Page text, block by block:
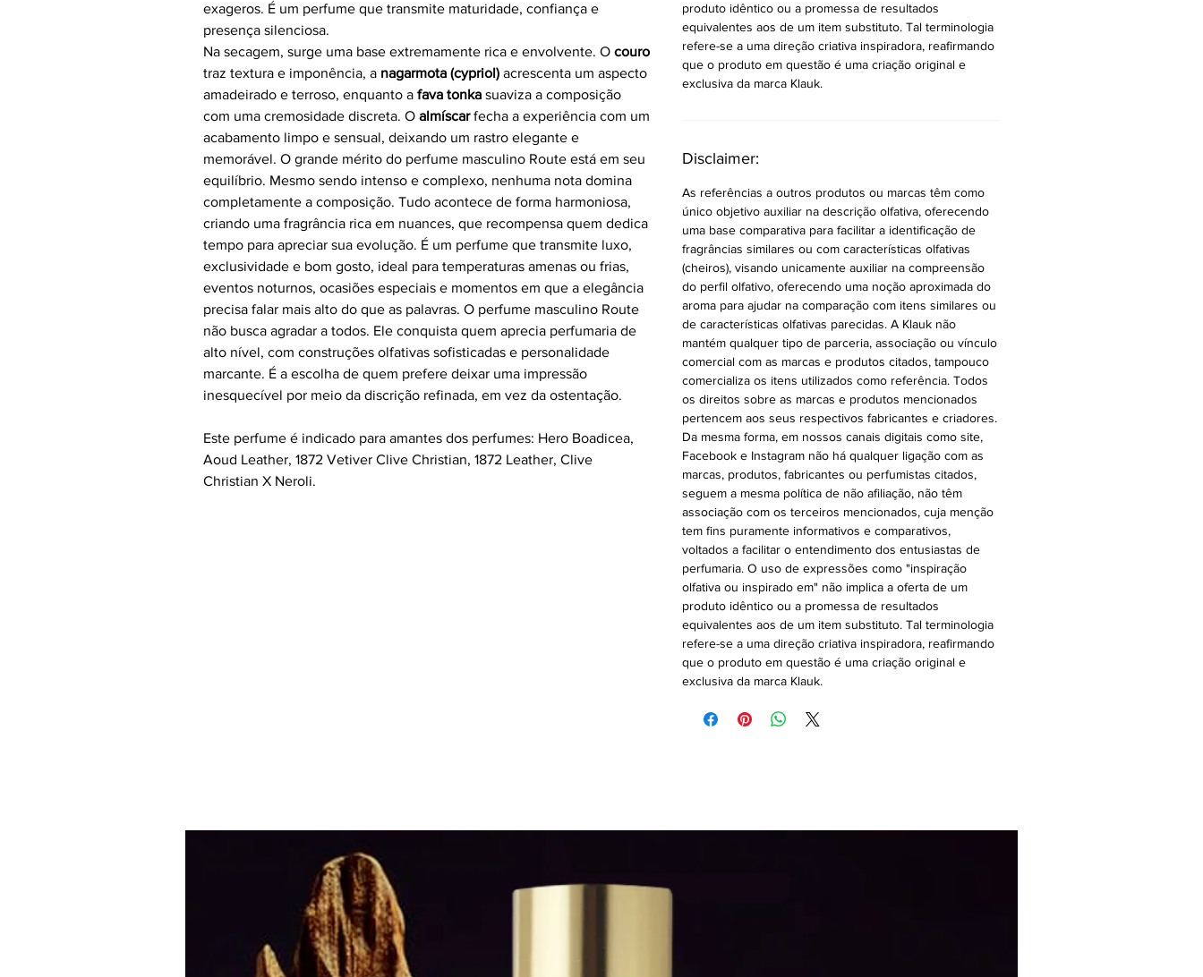
exageros. É um perfume que transmite maturidade, confiança e
presença silenciosa.
Na secagem, surge uma base extremamente rica e envolvente. O couro
traz textura e imponência, a nagarmota (cypriol) acrescenta um aspecto
amadeirado e terroso, enquanto a fava tonka suaviza a composição
com uma cremosidade discreta. O almíscarfecha a experiência com um
acabamento limpo e sensual, deixando um rastro elegante e
memorável. O grande mérito do perfume masculino Route está em seu
equilíbrio. Mesmo sendo intenso e complexo, nenhuma nota domina
completamente a composição. Tudo acontece de forma harmoniosa,
criando uma fragrância rica em nuances, que recompensa quem dedica
tempo para apreciar sua evolução. É um perfume que transmite luxo,
exclusividade e bom gosto, ideal para temperaturas amenas ou frias,
eventos noturnos, ocasiões especiais e momentos em que a elegância
precisa falar mais alto do que as palavras. O perfume masculino Route
não busca agradar a todos. Ele conquista quem aprecia perfumaria de
alto nível, com construções olfativas sofisticadas e personalidade
marcante. É a escolha de quem prefere deixar uma impressão
inesquecível por meio da discrição refinada, em vez da ostentação.
Este perfume é indicado para amantes dos perfumes: Hero Boadicea,
Aoud Leather, 1872 Vetiver Clive Christian, 1872 Leather, Clive
Christian X Neroli.
produto idêntico ou a promessa de resultados
equivalentes aos de um item substituto. Tal terminologia
refere-se a uma direção criativa inspiradora, reafirmando
que o produto em questão é uma criação original e
exclusiva da marca Klauk.
Disclaimer:
As referências a outros produtos ou marcas têm como
único objetivo auxiliar na descrição olfativa, oferecendo
uma base comparativa para facilitar a identificação de
fragrâncias similares ou com características olfativas
(cheiros), visando unicamente auxiliar na compreensão
do perfil olfativo, oferecendo uma noção aproximada do
aroma para ajudar na comparação com itens similares ou
de características olfativas parecidas. A Klauk não
mantém qualquer tipo de parceria, associação ou vínculo
comercial com as marcas e produtos citados, tampouco
comercializa os itens utilizados como referência. Todos
os direitos sobre as marcas e produtos mencionados
pertencem aos seus respectivos fabricantes e criadores.
Da mesma forma, em nossos canais digitais como site,
Facebook e Instagram não há qualquer ligação com as
marcas, produtos, fabricantes ou perfumistas citados,
seguem a mesma política de não afiliação, não têm
associação com os terceiros mencionados, cuja menção
tem fins puramente informativos e comparativos,
voltados a facilitar o entendimento dos entusiastas de
perfumaria. O uso de expressões como "inspiração
olfativa ou inspirado em" não implica a oferta de um
produto idêntico ou a promessa de resultados
equivalentes aos de um item substituto. Tal terminologia
refere-se a uma direção criativa inspiradora, reafirmando
que o produto em questão é uma criação original e
exclusiva da marca Klauk.